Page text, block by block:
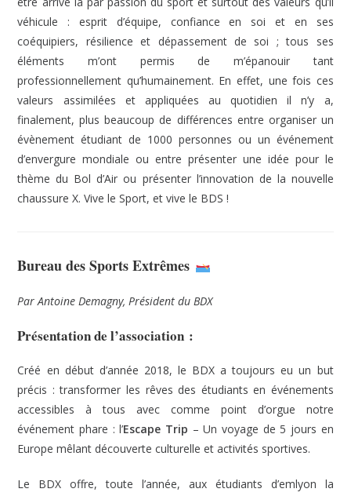
véhicule : esprit d’équipe, confiance en soi et en ses
coéquipiers, résilience et dépassement de soi ; tous ses
éléments m’ont permis de m’épanouir tant
professionnellement qu’humainement. En effet, une fois ces
valeurs assimilées et appliquées au quotidien il n’y a,
finalement, plus beaucoup de différences entre organiser un
évènement étudiant de 1000 personnes ou un événement
d’envergure mondiale ou entre présenter une idée pour le
thème du Bol d’Air ou présenter l’innovation de la nouvelle
chaussure X. Vive le Sport, et vive le BDS !
Bureau des Sports Extrêmes
Par Antoine Demagny, Président du BDX
Présentation de l’association :
Créé en début d’année 2018, le BDX a toujours eu un but
précis : transformer les rêves des étudiants en événements
accessibles à tous avec comme point d’orgue notre
événement phare : l’Escape Trip – Un voyage de 5 jours en
Europe mêlant découverte culturelle et activités sportives.
Le BDX offre, toute l’année, aux étudiants d’emlyon la